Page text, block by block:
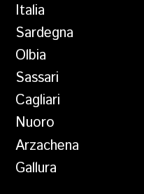
Italia
Sardegna
Olbia
Sassari
Cagliari
Nuoro
Arzachena
Gallura